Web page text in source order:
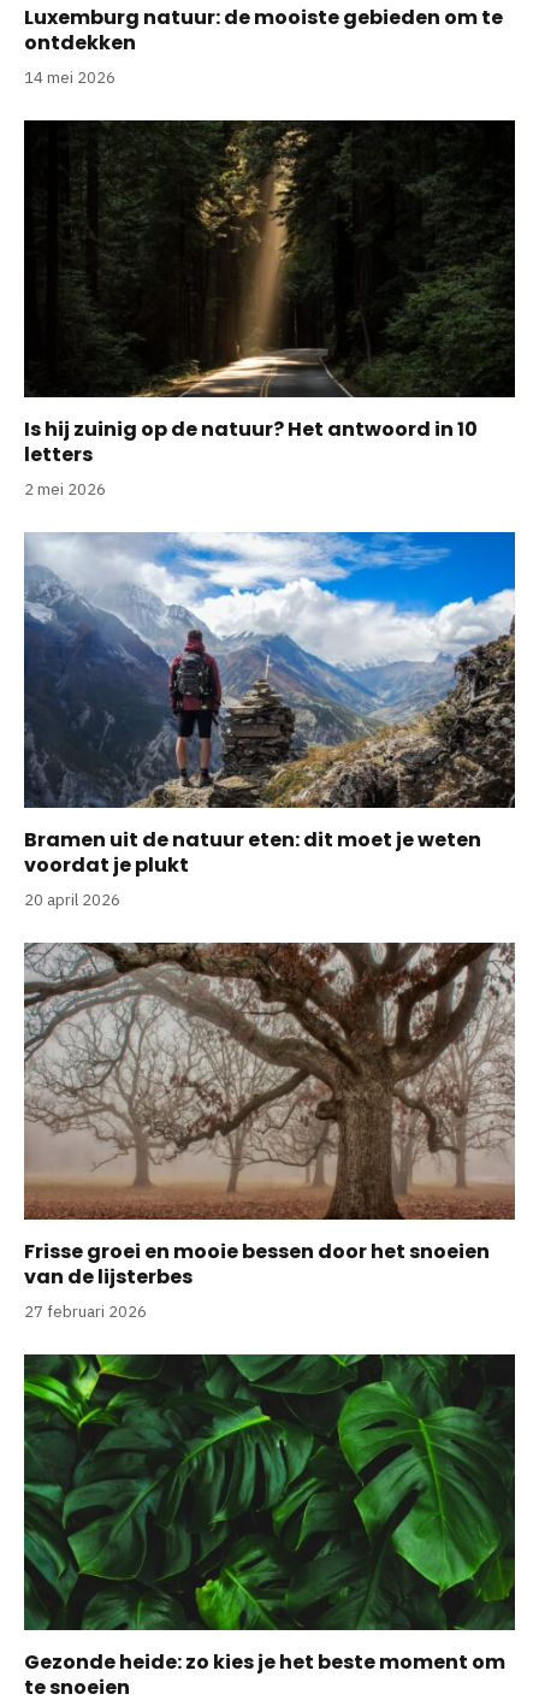
Luxemburg natuur: de mooiste gebieden om te
ontdekken
14 mei 2026
Is hij zuinig op de natuur? Het antwoord in 10
letters
2 mei 2026
Bramen uit de natuur eten: dit moet je weten
voordat je plukt
20 april 2026
Frisse groei en mooie bessen door het snoeien
van de lijsterbes
27 februari 2026
Gezonde heide: zo kies je het beste moment om
te snoeien